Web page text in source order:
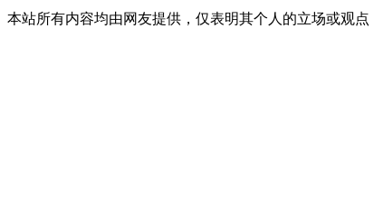
站所有内容均由网友提供，仅表明其个人的立场或观